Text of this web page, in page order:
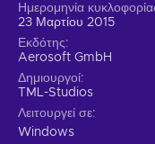
Ημερομηνία
23 Μαρτίου 2015
Εκδότης
Aerosoft GmbH
Δημιουργοί
TML-Studios
Λειτουργεί σε
Windows